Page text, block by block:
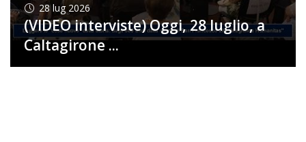
28 lug 2026
(VIDEO interviste) Oggi, 28 luglio, a
Caltagirone ...